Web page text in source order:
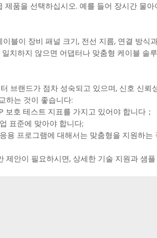
품을 선택하십시오. 예를 들어 장시간 물
블이 장비 패널 크기, 전선 지름, 연결 방식
치하지 않으면 어댑터나 맞춤형 케이블 솔
브랜드가 점차 성숙되고 있으며, 신호 신뢰
하는 것이 좋습니다:
호 테스트 지표를 가지고 있어야 합니다；
표준에 맞아야 합니다;
용 프로그램에 대해서는 맞춤형을 지원하
제안이 필요하시면, 상세한 기술 지원과 샘